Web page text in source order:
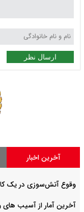
ارسال نظر
آخرین اخبار
وقوع آتش‌سوزی در یک